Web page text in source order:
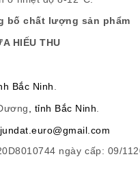
bố chất lượng sản phẩm
HIẾU THU
Bắc Ninh
tỉnh Bắc Ninh
jundat.euro@gmail.com
ngày cấp: 09/